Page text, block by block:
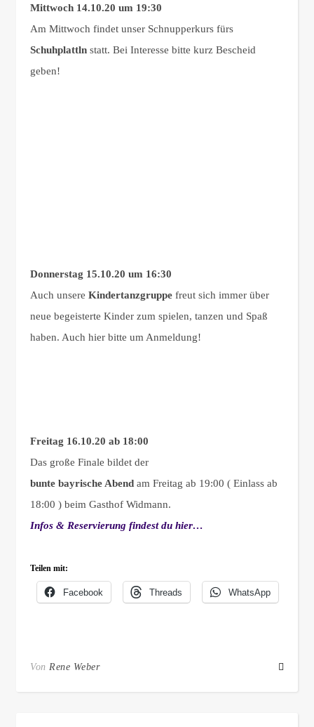
Mittwoch 14.10.20 um 19:30
Am Mittwoch findet unser Schnupperkurs fürs
Schuhplattln statt. Bei Interesse bitte kurz Bescheid
geben!
Donnerstag 15.10.20 um 16:30
Auch unsere Kindertanzgruppe freut sich immer über
neue begeisterte Kinder zum spielen, tanzen und Spaß
haben. Auch hier bitte um Anmeldung!
Freitag 16.10.20 ab 18:00
Das große Finale bildet der
bunte bayrische Abend am Freitag ab 19:00 ( Einlass ab
18:00 ) beim Gasthof Widmann.
Infos & Reservierung findest du hier…
Teilen mit:
Facebook Threads WhatsApp
Von Rene Weber